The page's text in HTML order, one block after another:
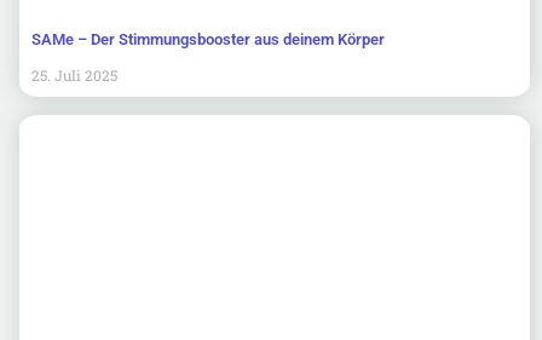
SAMe – Der Stimmungsbooster aus deinem Körper
25. Juli 2025